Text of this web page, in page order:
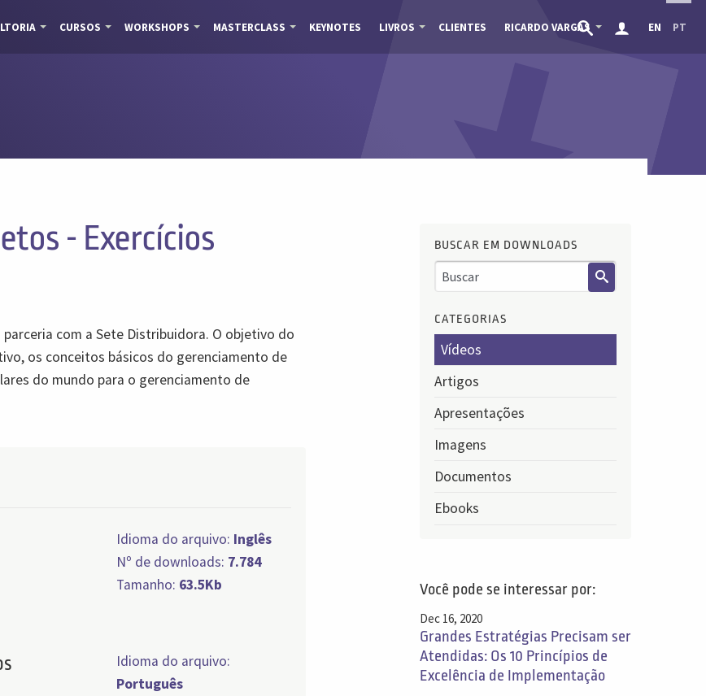
CURSOS WORKSHOPS MASTERCLASS KEYNOTES LIVROS CLIENTES RICARDO VARGAS EN PT
- Exercícios
com a Sete Distribuidora. O objetivo do
os conceitos básicos do gerenciamento de
do mundo para o gerenciamento de
Idioma do arquivo: Inglês
Nº de downloads: 7.784
Tamanho: 63.5Kb
Idioma do arquivo:
Português
BUSCAR EM DOWNLOADS
CATEGORIAS
Vídeos
Artigos
Apresentações
Imagens
Documentos
Ebooks
Você pode se interessar por:
Dec 16, 2020
Grandes Estratégias Precisam ser
Atendidas: Os 10 Princípios de
Excelência de Implementação